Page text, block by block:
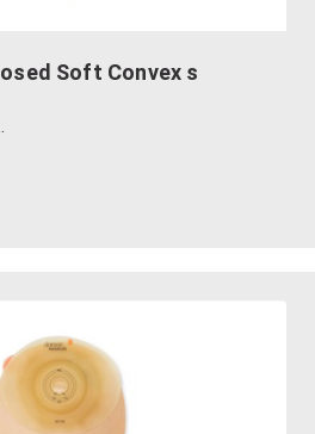
Soft Convex s